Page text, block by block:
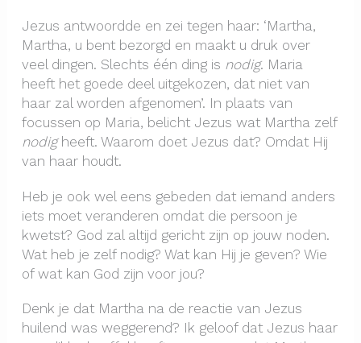
Jezus antwoordde en zei tegen haar: ‘Martha,
Martha, u bent bezorgd en maakt u druk over
veel dingen. Slechts één ding is nodig. Maria
heeft het goede deel uitgekozen, dat niet van
haar zal worden afgenomen’. In plaats van
focussen op Maria, belicht Jezus wat Martha zelf
nodigheeft. Waarom doet Jezus dat? Omdat Hij
van haar houdt.
Heb je ook wel eens gebeden dat iemand anders
iets moet veranderen omdat die persoon je
kwetst? God zal altijd gericht zijn op jouw noden.
Wat heb je zelf nodig? Wat kan Hij je geven? Wie
of wat kan God zijn voor jou?
Denk je dat Martha na de reactie van Jezus
huilend was weggerend? Ik geloof dat Jezus haar